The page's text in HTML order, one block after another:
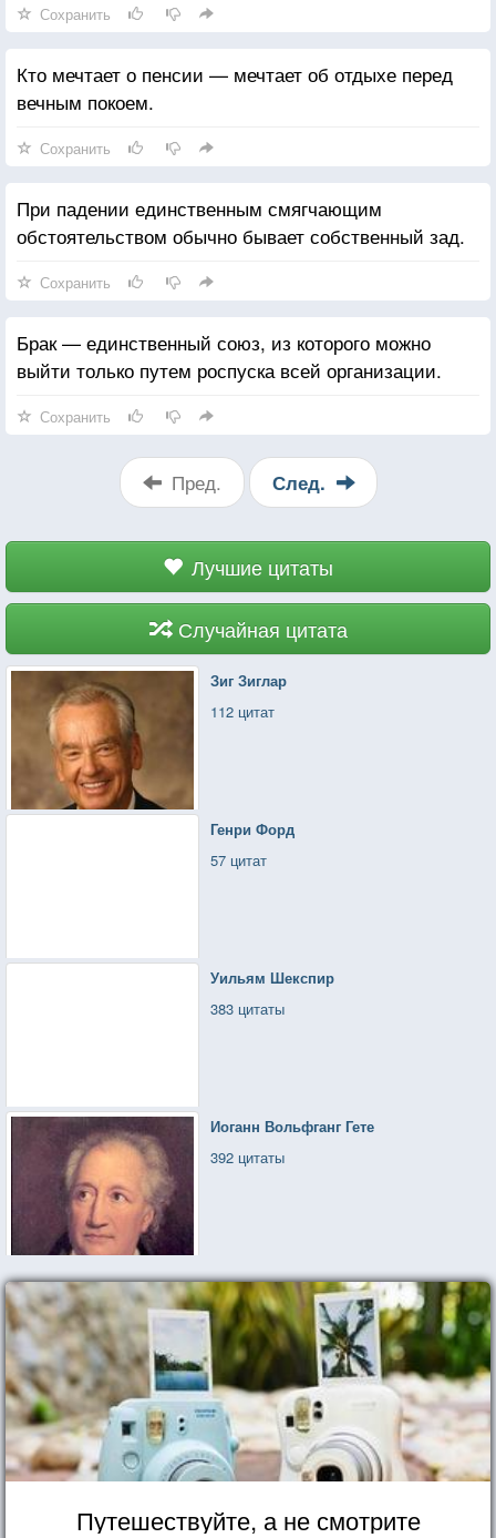
Сохранить
Кто мечтает о пенсии — мечтает об отдыхе перед
вечным покоем.
Сохранить
При падении единственным смягчающим
обстоятельством обычно бывает собственный зад.
Сохранить
Брак — единственный союз, из которого можно
выйти только путем роспуска всей организации.
Сохранить
Пред. След.
Лучшие цитаты
Случайная цитата
Зиг Зиглар
112 цитат
Генри Форд
57 цитат
Уильям Шекспир
383 цитаты
Иоганн Вольфганг Гете
392 цитаты
Путешествуйте, а не смотрите